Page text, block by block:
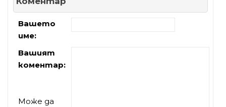
Вашето
име:
Вашият
коментар:
Може да